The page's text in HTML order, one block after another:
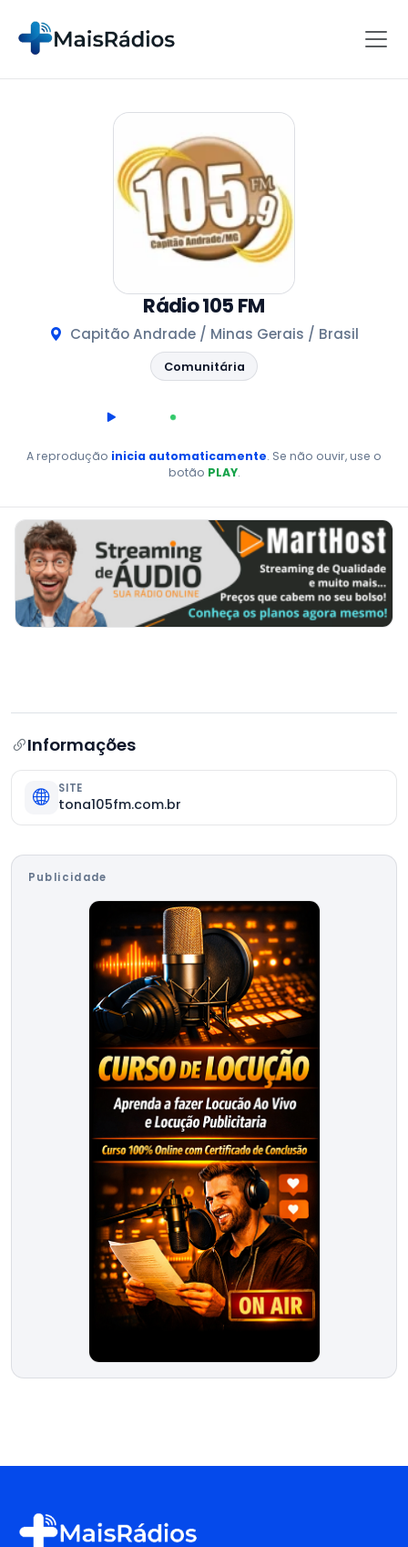
Rádio 105 FM
Capitão Andrade / Minas Gerais / Brasil
Comunitária
AO VIVO
A reprodução inicia automaticamente. Se não ouvir, use o
botão PLAY.
Informações
SITE
tona105fm.com.br
Publicidade